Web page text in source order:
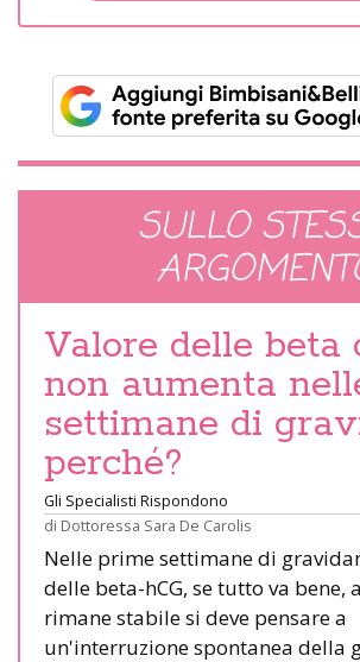
SULLO
Valore delle beta
non aumenta
settimane di
perché?
Gli Specialisti Rispondono
di Dottoressa Sara De Carolis
Nelle prime settimane di
delle beta-hCG, se tutto va bene,
rimane stabile si deve pensare a
un'interruzione spontanea della